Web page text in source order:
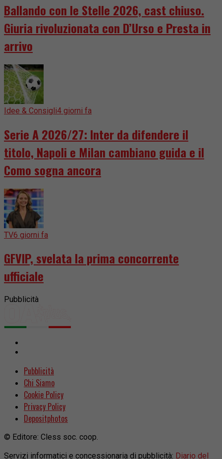
Ballando con le Stelle 2026, cast chiuso.
Giuria rivoluzionata con D’Urso e Presta in
arrivo
Idee & Consigli4 giorni fa
Serie A 2026/27: Inter da difendere il
titolo, Napoli e Milan cambiano guida e il
Como sogna ancora
TV6 giorni fa
GFVIP, svelata la prima concorrente
ufficiale
Pubblicità
Pubblicità
Chi Siamo
Cookie Policy
Privacy Policy
Depositphotos
© Editore: Cless soc. coop.
Servizi informatici e concessionaria di pubblicità: Diario del